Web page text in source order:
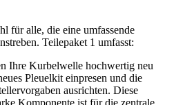
für alle, die eine umfassende
Teilepaket 1 umfasst:
Ihre Kurbelwelle hochwertig neu
Pleuelkit einpresen und die
ausrichten. Diese
Komponente ist für die zentrale